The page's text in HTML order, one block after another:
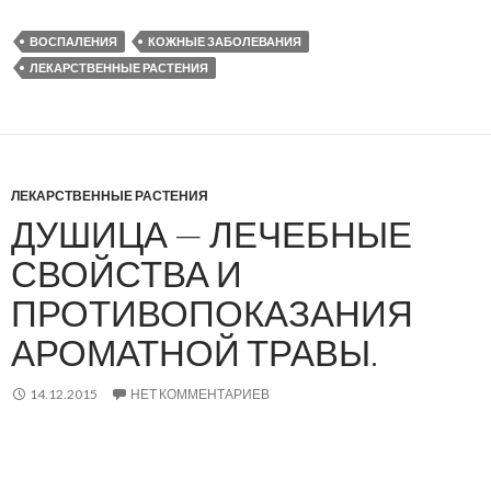
ВОСПАЛЕНИЯ
КОЖНЫЕ ЗАБОЛЕВАНИЯ
ЛЕКАРСТВЕННЫЕ РАСТЕНИЯ
ЛЕКАРСТВЕННЫЕ РАСТЕНИЯ
ДУШИЦА — ЛЕЧЕБНЫЕ
СВОЙСТВА И
ПРОТИВОПОКАЗАНИЯ
АРОМАТНОЙ ТРАВЫ.
14.12.2015 НЕТ КОММЕНТАРИЕВ